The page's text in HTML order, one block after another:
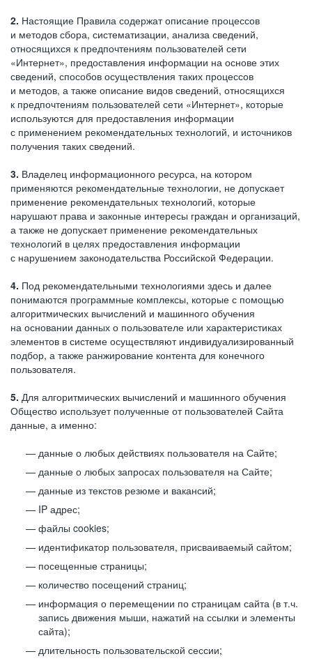
2. Настоящие Правила содержат описание процессов
и методов сбора, систематизации, анализа сведений,
относящихся к предпочтениям пользователей сети
«Интернет», предоставления информации на основе этих
сведений, способов осуществления таких процессов
и методов, а также описание видов сведений, относящихся
к предпочтениям пользователей сети «Интернет», которые
используются для предоставления информации
с применением рекомендательных технологий, и источников
получения таких сведений.
3. Владелец информационного ресурса, на котором
применяются рекомендательные технологии, не допускает
применение рекомендательных технологий, которые
нарушают права и законные интересы граждан и организаций,
а также не допускает применение рекомендательных
технологий в целях предоставления информации
с нарушением законодательства Российской Федерации.
4. Под рекомендательными технологиями здесь и далее
понимаются программные комплексы, которые с помощью
алгоритмических вычислений и машинного обучения
на основании данных о пользователе или характеристиках
элементов в системе осуществляют индивидуализированный
подбор, а также ранжирование контента для конечного
пользователя.
5. Для алгоритмических вычислений и машинного обучения
Общество использует полученные от пользователей Сайта
данные, а именно:
данные о любых действиях пользователя на Сайте;
данные о любых запросах пользователя на Сайте;
данные из текстов резюме и вакансий;
IP адрес;
файлы cookies;
идентификатор пользователя, присваиваемый сайтом;
посещенные страницы;
количество посещений страниц;
информация о перемещении по страницам сайта (в т.ч.
запись движения мыши, нажатий на ссылки и элементы
сайта);
длительность пользовательской сессии;